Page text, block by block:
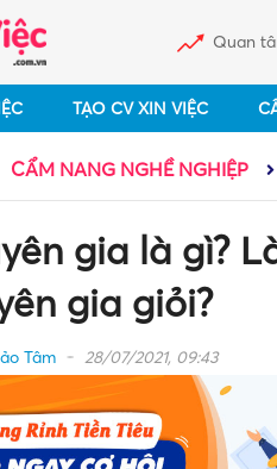
Quan
TẠO CV XIN VIỆC
CẨM NANG NGHỀ NGHIỆP
gia là gì?
gia giỏi?
Tâm 28/07/2021, 09:43